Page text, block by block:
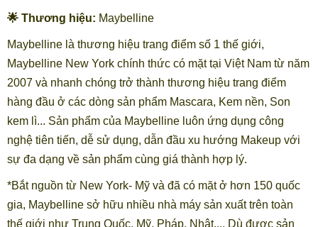
🌟 Thương hiệu: Maybelline
Maybelline là thương hiệu trang điểm số 1 thế giới,
Maybelline New York chính thức có mặt tại Việt Nam từ năm
2007 và nhanh chóng trở thành thương hiệu trang điểm
hàng đầu ở các dòng sản phẩm Mascara, Kem nền, Son
kem lì... Sản phẩm của Maybelline luôn ứng dụng công
nghệ tiên tiến, dễ sử dụng, dẫn đầu xu hướng Makeup với
sự đa dạng về sản phẩm cùng giá thành hợp lý.
*Bắt nguồn từ New York- Mỹ và đã có mặt ở hơn 150 quốc
gia, Maybelline sở hữu nhiều nhà máy sản xuất trên toàn
thế giới như Trung Quốc, Mỹ, Pháp, Nhật,... Dù được sản